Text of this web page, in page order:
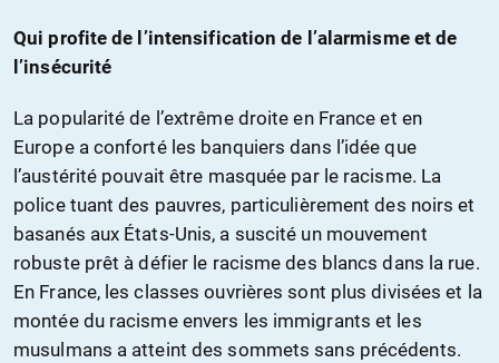
Qui profite de l’intensification de l’alarmisme et de
l’insécurité
La popularité de l’extrême droite en France et en
Europe a conforté les banquiers dans l’idée que
l’austérité pouvait être masquée par le racisme. La
police tuant des pauvres, particulièrement des noirs et
basanés aux États-Unis, a suscité un mouvement
robuste prêt à défier le racisme des blancs dans la rue.
En France, les classes ouvrières sont plus divisées et la
montée du racisme envers les immigrants et les
musulmans a atteint des sommets sans précédents.